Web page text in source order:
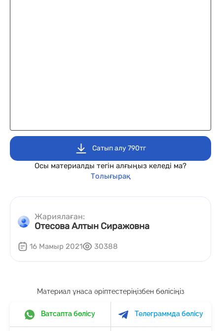
Сатып алу 790тг
Осы материалды тегін алғыңыз келеді ма?
Толығырақ
Жариялаған:
Отесова Алтын Сиражовна
16 Мамыр 2021 30388
Материал ұнаса әріптестеріңізбен бөлісіңіз
Ватсапта бөлісу Телеграммда бөлісу